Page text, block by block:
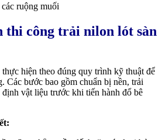
ruộng muối
thi công trải nilon lót sàn
hiện theo đúng quy trình kỹ thuật để
Các bước bao gồm chuẩn bị nền, trải
vật liệu trước khi tiến hành đổ bê